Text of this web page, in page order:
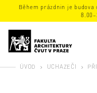
Během prázdnin je budova
ÚVOD UCHAZEČI